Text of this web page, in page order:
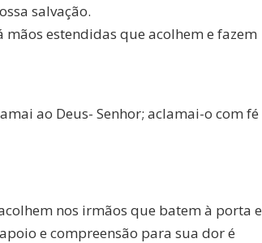
salvação.
estendidas que acolhem e fazem
ao Deus- Senhor; aclamai-o com fé
nos irmãos que batem à porta e
e compreensão para sua dor é